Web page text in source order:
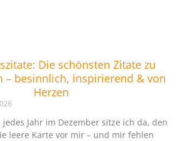
Die schönsten Zitate zu
– besinnlich, inspirierend & von
Herzen
jedes Jahr im Dezember sitze ich da, den
leere Karte vor mir – und mir fehlen